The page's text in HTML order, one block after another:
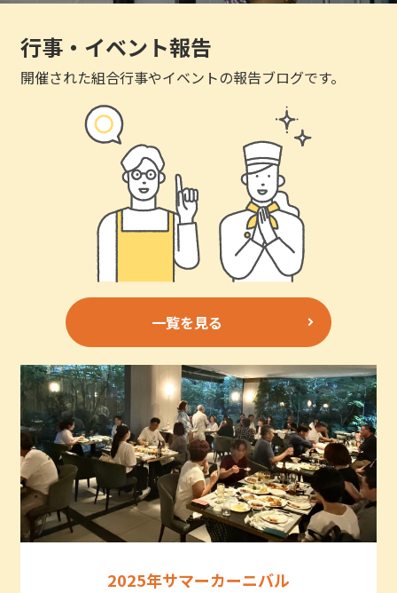
行事・イベント報告
開催された組合行事やイベントの報告ブログです。
一覧を見る
2025年サマーカーニバル